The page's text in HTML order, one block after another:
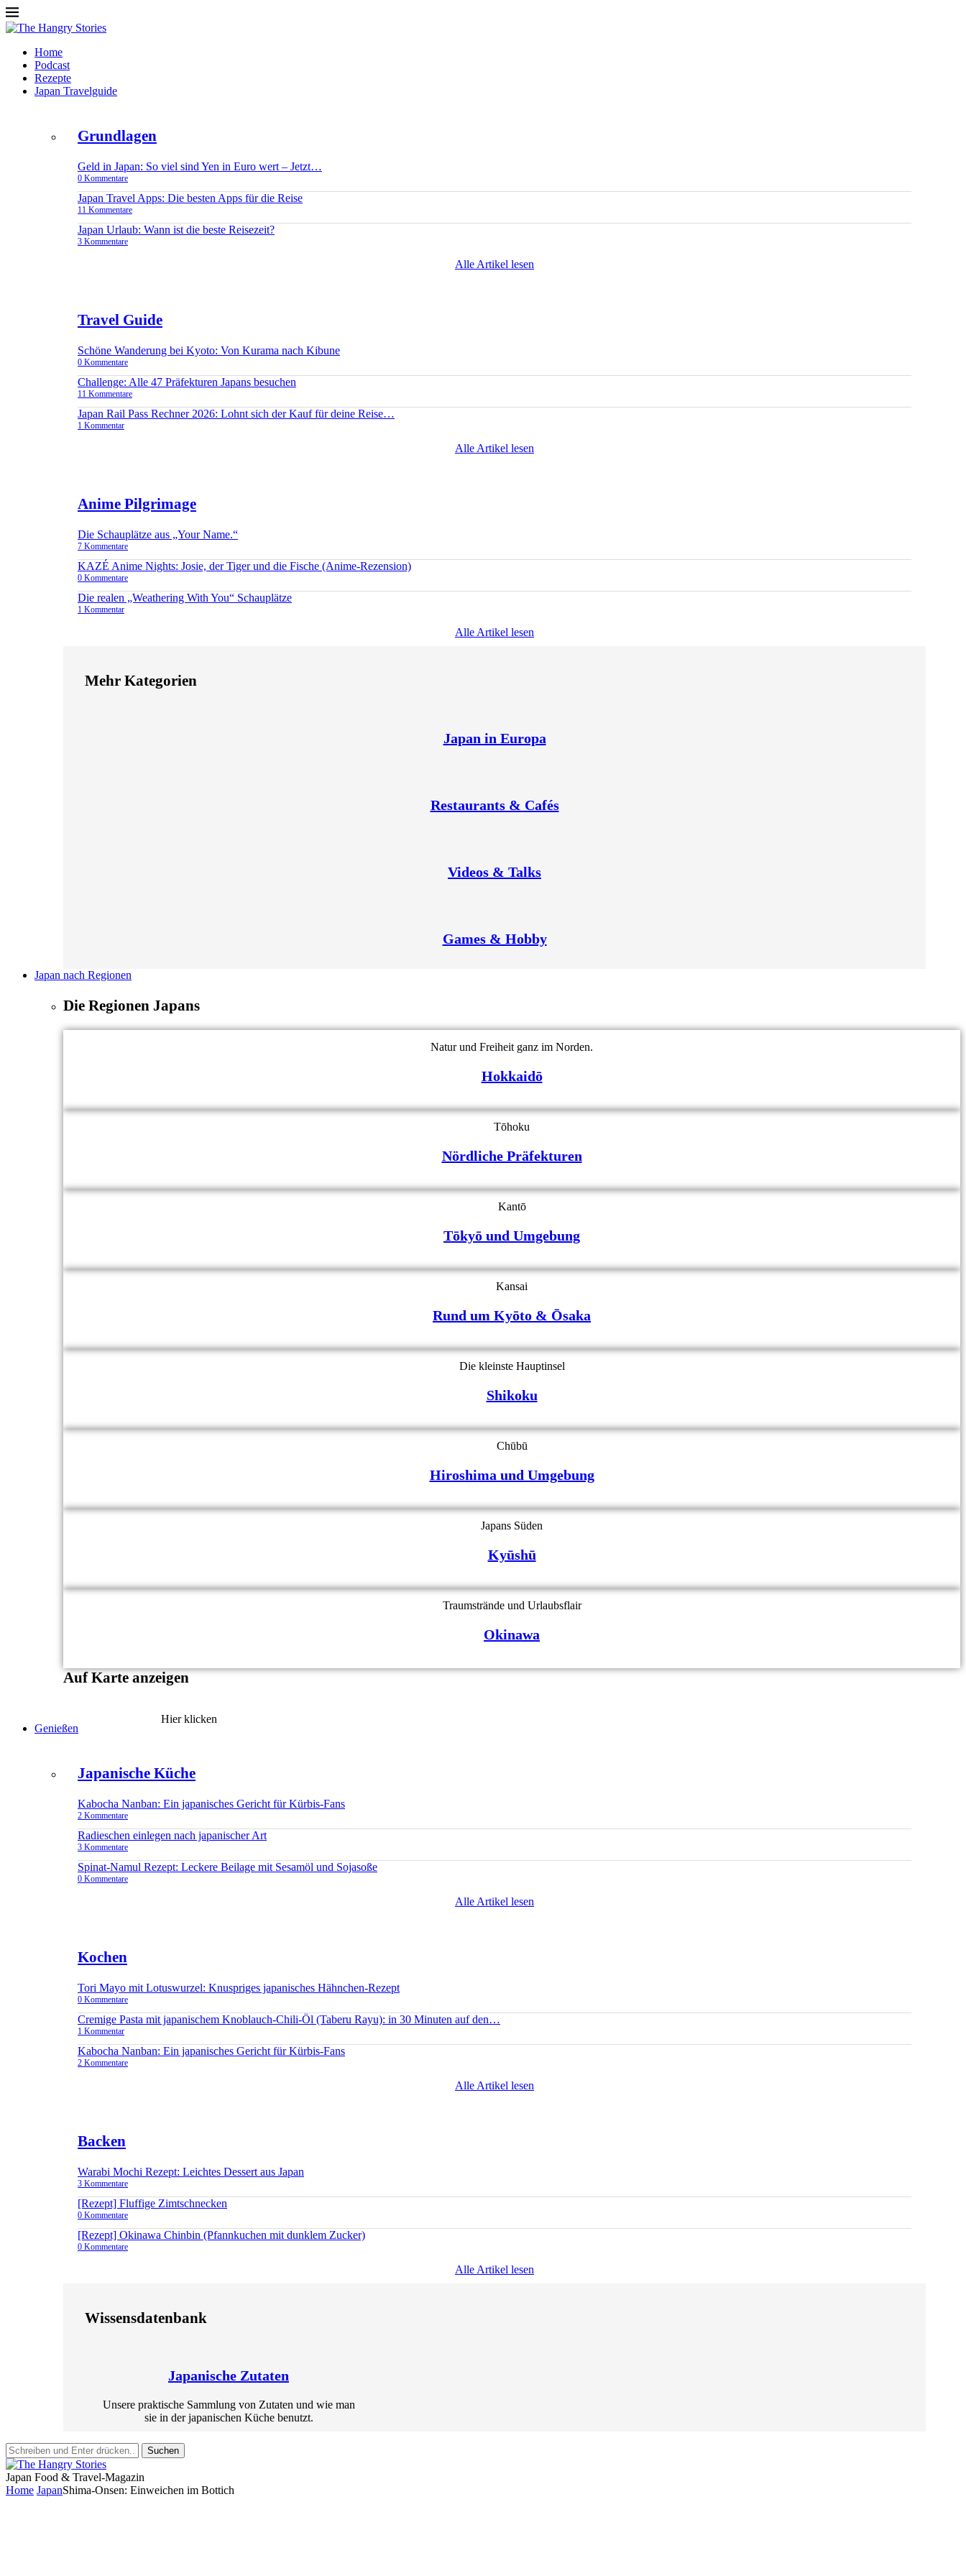
Home
Podcast
Rezepte
Japan Travelguide
Grundlagen
Geld in Japan: So viel sind Yen in Euro wert – Jetzt…
0 Kommentare
Japan Travel Apps: Die besten Apps für die Reise
11 Kommentare
Japan Urlaub: Wann ist die beste Reisezeit?
3 Kommentare
Alle Artikel lesen
Travel Guide
Schöne Wanderung bei Kyoto: Von Kurama nach Kibune
0 Kommentare
Challenge: Alle 47 Präfekturen Japans besuchen
11 Kommentare
Japan Rail Pass Rechner 2026: Lohnt sich der Kauf für deine Reise…
1 Kommentar
Alle Artikel lesen
Anime Pilgrimage
Die Schauplätze aus „Your Name.“
7 Kommentare
KAZÉ Anime Nights: Josie, der Tiger und die Fische (Anime-Rezension)
0 Kommentare
Die realen „Weathering With You“ Schauplätze
1 Kommentar
Alle Artikel lesen
Mehr Kategorien
Japan in Europa
Restaurants & Cafés
Videos & Talks
Games & Hobby
Japan nach Regionen
Die Regionen Japans
Natur und Freiheit ganz im Norden.
Hokkaidō
Tōhoku
Nördliche Präfekturen
Kantō
Tōkyō und Umgebung
Kansai
Rund um Kyōto & Ōsaka
Die kleinste Hauptinsel
Shikoku
Chūbū
Hiroshima und Umgebung
Japans Süden
Kyūshū
Traumstrände und Urlaubsflair
Okinawa
Auf Karte anzeigen
Hier klicken
Genießen
Japanische Küche
Kabocha Nanban: Ein japanisches Gericht für Kürbis-Fans
2 Kommentare
Radieschen einlegen nach japanischer Art
3 Kommentare
Spinat-Namul Rezept: Leckere Beilage mit Sesamöl und Sojasoße
0 Kommentare
Alle Artikel lesen
Kochen
Tori Mayo mit Lotuswurzel: Knuspriges japanisches Hähnchen-Rezept
0 Kommentare
Cremige Pasta mit japanischem Knoblauch-Chili-Öl (Taberu Rayu): in 30 Minuten auf den…
1 Kommentar
Kabocha Nanban: Ein japanisches Gericht für Kürbis-Fans
2 Kommentare
Alle Artikel lesen
Backen
Warabi Mochi Rezept: Leichtes Dessert aus Japan
3 Kommentare
[Rezept] Fluffige Zimtschnecken
0 Kommentare
[Rezept] Okinawa Chinbin (Pfannkuchen mit dunklem Zucker)
0 Kommentare
Alle Artikel lesen
Wissensdatenbank
Japanische Zutaten
Unsere praktische Sammlung von Zutaten und wie man
sie in der japanischen Küche benutzt.
Suchen
Japan Food & Travel-Magazin
Home JapanShima-Onsen: Einweichen im Bottich